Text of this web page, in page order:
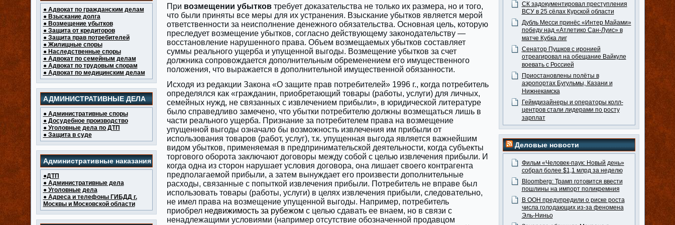
● Адвокат по гражданским делам
● Взыскание долга
● Возмещение убытков
● Защита от кредиторов
● Защита прав потребителей
● Жилищные споры
● Наследственные споры
● Адвокат по семейным делам
● Адвокат по трудовым спорам
● Адвокат по медицинским делам
АДМИНИСТРАТИВНЫЕ ДЕЛА
● Административные споры
● Досудебное производство
● Уголовные дела по ДТП
● Защита в суде
Административные наказания
●ДТП
● Административные дела
● Уголовные дела
● Адреса и телефоны ГИБДД г.
Москвы и Московской области
При возмещении убытковтребует доказательства не только их размера, но и того,
что были приняты все меры для их устранения. Взыскание убытков является мерой
ответственности за неисполнение денежного обязательства. Основная цель, которую
преследует возмещение убытков, согласно действующему законодательству —
восстановление нарушенного права. Объем возмещаемых убытков составляет
суммы реального ущерба и упущенной выгоды. Возмещение убытков за счет
должника сопровождается дополнительным обременением его имущественного
положения, что выражается в дополнительной имущественной обязанности.
Исходя из редакции Закона «О защите прав потребителей» 1996 г., когда потребитель
определялся как «гражданин, приобретающий товары (работы, услуги) для личных,
семейных нужд, не связанных с извлечением прибыли», в юридической литературе
было справедливо замечено, что убытки потребителю должны возмещаться лишь в
части реального ущерба. Признание за потребителем права на возмещение
упущенной выгоды означало бы возможность извлечения им прибыли от
использования товаров (работ, услуг), т.к. упущенная выгода является важнейшим
видом убытков, применяемая в предпринимательской деятельности, когда субъекты
торгового оборота заключают договоры между собой с целью извлечения прибыли. И
когда одна из сторон нарушает условия договора, она лишает своего контрагента
предполагаемой прибыли, а затем вынуждает его произвести дополнительные
расходы, связанные с попыткой извлечения прибыли. Потребитель не вправе был
использовать товары (работы, услуги) в целях извлечения прибыли, следовательно,
не имел права на возмещение упущенной выгоды. Например, потребитель
приобрел недвижимость за рубежом с целью сдавать ее внаем, но в связи с
ненадлежащими условиями (например отсутствие обозначенной продавцом
СК задокументировал преступления
ВСУ в 25 сёлах Курской области
Дубль Месси принёс «Интер Майами»
победу над «Атлетико Сан-Луис» в
матче Кубка лиг
Сенатор Пушков с иронией
отреагировал на обещание Вайкуле
воевать с Россией
Приостановлены полёты в
аэропортах Бугульмы, Казани и
Нижнекамска
Геймдизайнеры и операторы колл-
центров стали лидерами по росту
зарплат
Деловые новости
Фильм «Человек-паук: Новый день»
собрал более $1,1 млрд за неделю
Bloomberg: Трамп готовится ввести
пошлины на импорт поликремния
В ООН предупредили о риске роста
числа голодающих из-за феномена
Эль-Ниньо